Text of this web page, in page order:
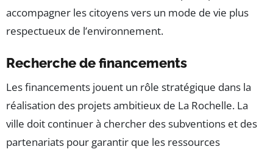
accompagner les citoyens vers un mode de vie plus
respectueux de l’environnement.
Recherche de financements
Les financements jouent un rôle stratégique dans la
réalisation des projets ambitieux de La Rochelle. La
ville doit continuer à chercher des subventions et des
partenariats pour garantir que les ressources